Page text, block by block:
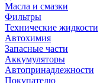
Масла и смазки
Фильтры
Технические жидкости
Автохимия
Запасные части
Аккумуляторы
Автопринадлежности
Покупателю